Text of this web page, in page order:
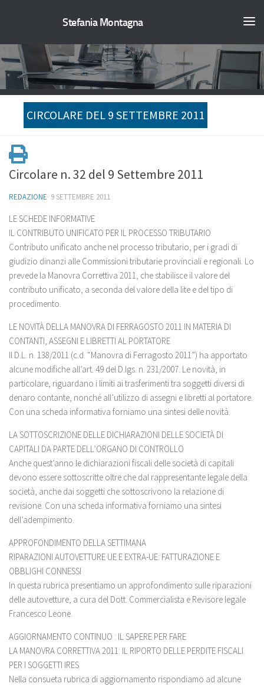
Stefania Montagna
CIRCOLARE DEL 9 SETTEMBRE 2011
Circolare n. 32 del 9 Settembre 2011
REDAZIONE· 9 SETTEMBRE 2011
LE SCHEDE INFORMATIVE
IL CONTRIBUTO UNIFICATO PER IL PROCESSO TRIBUTARIO
Contributo unificato anche nel processo tributario, per i gradi di
giudizio dinanzi alle Commissioni tributarie provinciali e regionali. Lo
prevede la Manovra Correttiva 2011, che stabilisce il valore del
contributo unificato, a seconda del valore della lite e del tipo di
procedimento.
LE NOVITÀ DELLA MANOVRA DI FERRAGOSTO 2011 IN MATERIA DI
CONTANTI, ASSEGNI E LIBRETTI AL PORTATORE
Il D.L. n. 138/2011 (c.d. “Manovra di Ferragosto 2011”) ha apportato
alcune modifiche all’art. 49 del D.lgs. n. 231/2007. Le novità, in
particolare, riguardano i limiti ai trasferimenti tra soggetti diversi di
denaro contante, nonché all’utilizzo di assegni e libretti al portatore.
Con una scheda informativa forniamo una sintesi delle novità.
LA SOTTOSCRIZIONE DELLE DICHIARAZIONI DELLE SOCIETÀ DI
CAPITALI DA PARTE DELL’ORGANO DI CONTROLLO
Anche quest’anno le dichiarazioni fiscali delle società di capitali
devono essere sottoscritte oltre che dal rappresentante legale della
società, anche dai soggetti che sottoscrivono la relazione di
revisione. Con una scheda informativa forniamo una sintesi
dell’adempimento.
APPROFONDIMENTO DELLA SETTIMANA
RIPARAZIONI AUTOVETTURE UE E EXTRA-UE: FATTURAZIONE E
OBBLIGHI CONNESSI
In questa rubrica presentiamo un approfondimento sulle riparazioni
delle autovetture, a cura del Dott. Commercialista e Revisore legale
Francesco Leone.
AGGIORNAMENTO CONTINUO : IL SAPERE PER FARE
LA MANOVRA CORRETTIVA 2011: IL RIPORTO DELLE PERDITE FISCALI
PER I SOGGETTI IRES
Nella consueta rubrica di aggiornamento rispondiamo ad alcune